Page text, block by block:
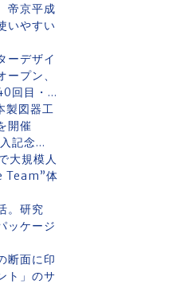
帝京平成
いやすい
ーデザイ
ープン、
回目・...
製図器工
開催
記念...
大規模人
Team”体
。研究
ッケージ
断面に印
ト」のサ